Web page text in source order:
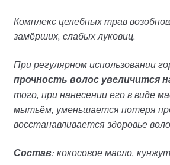
Комплекс целебных трав
замёрших, слабых луковиц.
При регулярном использовании
прочность волос увеличится
того, при нанесении его в виде
мытьём, уменьшается потеря
восстанавливается здоровье
Состав: кокосовое масло,